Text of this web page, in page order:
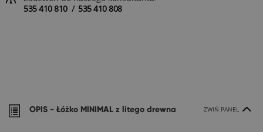
535 410 810/ 535 410 808
OPIS - Łóżko MINIMAL z litego drewna ZWIŃ PANEL